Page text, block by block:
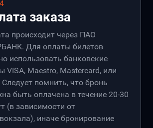
заказа
происходит через ПАО
Для оплаты билетов
использовать банковские
VISA, Maestro, Mastercard, или
помнить, что бронь
быть оплачена в течение 20-30
(в зависимости от
иначе бронирование